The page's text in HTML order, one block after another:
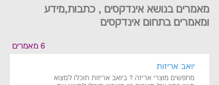
מאמרים בנושא אינדקסים , כתבות,מידע
ומאמרים בתחום אינדקסים
6 מאמרים
יואב אריזות
מחפשים מוצרי אריזה ? ביואב אריזות תוכלו למצוא